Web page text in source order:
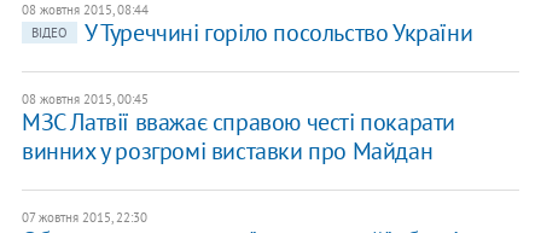
08 жовтня 2015, 08:44
ВІДЕО
У Туреччині горіло посольство України
08 жовтня 2015, 00:45
МЗС Латвії вважає справою честі покарати
винних у розгромі виставки про Майдан
07 жовтня 2015, 22:30